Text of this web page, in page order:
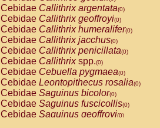
Cebidae Callithrix argentata(0)
Cebidae Callithrix geoffroyi(0)
Cebidae Callithrix humeralifer(0)
Cebidae Callithrix jacchus(0)
Cebidae Callithrix penicillata(0)
Cebidae Callithrixspp.(0)
Cebidae Cebuella pygmaea(0)
Cebidae Leontopithecus rosalia(0)
Cebidae Saguinus bicolor(0)
Cebidae Saguinus fuscicollis(0)
Cebidae Saguinus geoffroyi(0)